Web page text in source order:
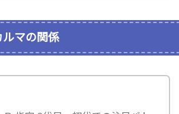
マの関係